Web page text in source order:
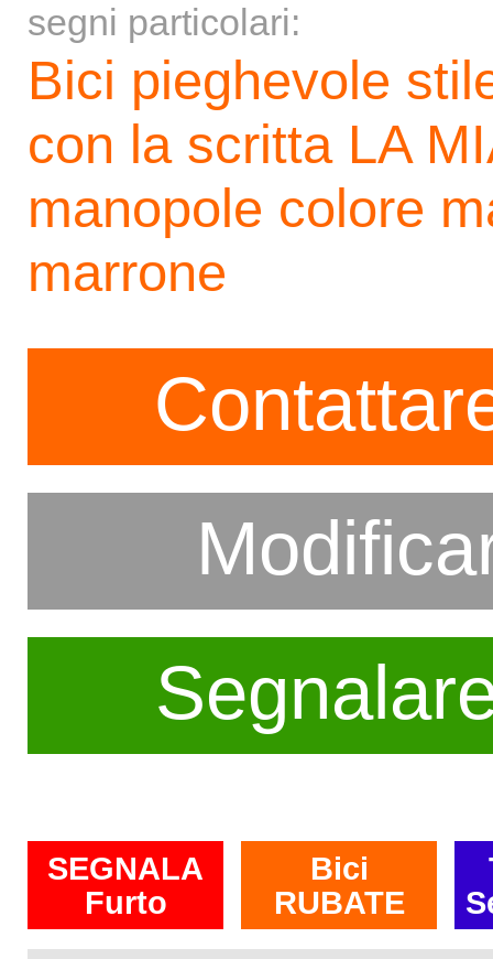
segni particolari:
Bici pieghevole
con la scritta LA
manopole colore
marrone
SEGNALA
Furto
Bici
RUBATE